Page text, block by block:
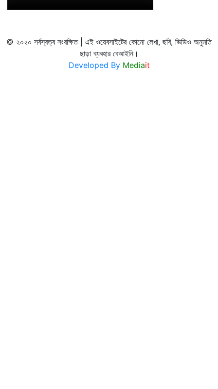
© ২০২০ সর্বস্বত্ব সংরক্ষিত | এই ওয়েবসাইটের কোনো লেখা, ছবি, ভিডিও অনুমতি
ছাড়া ব্যবহার বেআইনি।
Developed By Mediait